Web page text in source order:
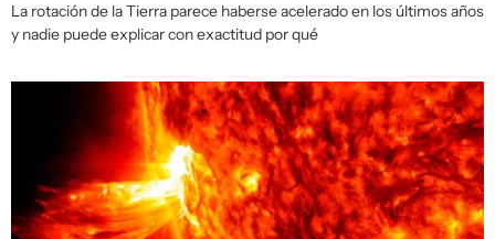
La rotación de la Tierra parece haberse acelerado en los últimos años
y nadie puede explicar con exactitud por qué